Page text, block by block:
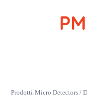
CYP Trading
Professionelle Ersatzteilbeschaffung
Prodotti›Micro Detectors /